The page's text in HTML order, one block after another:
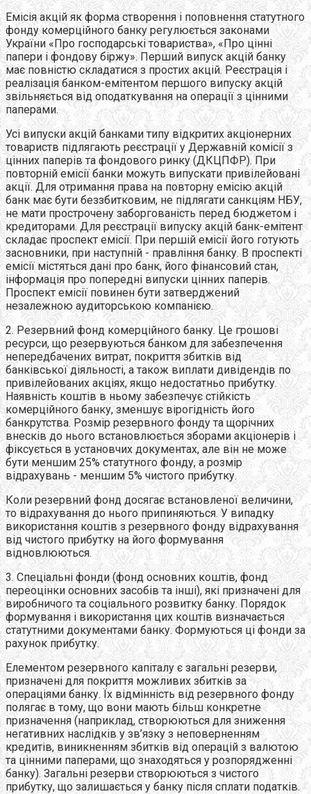
Емісія акцій як форма створення і поповнення статутного
фонду комерційного банку регулюється законами
України «Про господарські товариства», «Про цінні
папери і фондову біржу». Перший випуск акцій банку
має повністю складатися з простих акцій. Реєстрація і
реалізація банком-емітентом першого випуску акцій
звільняється від оподаткування на операції з цінними
паперами.
Усі випуски акцій банками типу відкритих акціонерних
товариств підлягають реєстрації у Державній комісії з
цінних паперів та фондового ринку (ДКЦПФР). При
повторній емісії банки можуть випускати привілейовані
акції. Для отримання права на повторну емісію акцій
банк має бути беззбитковим, не підлягати санкціям НБУ,
не мати прострочену заборгованість перед бюджетом і
кредиторами. Для реєстрації випуску акцій банк-емітент
складає проспект емісії. При першій емісії його готують
засновники, при наступній - правління банку. В проспекті
емісії містяться дані про банк, його фінансовий стан,
інформація про попередні випуски цінних паперів.
Проспект емісії повинен бути затверджений
незалежною аудиторською компанією.
2. Резервний фонд комерційного банку. Це грошові
ресурси, що резервуються банком для забезпечення
непередбачених витрат, покриття збитків від
банківської діяльності, а також виплати дивідендів по
привілейованих акціях, якщо недостатньо прибутку.
Наявність коштів в ньому забезпечує стійкість
комерційного банку, зменшує вірогідність його
банкрутства. Розмір резервного фонду та щорічних
внесків до нього встановлюється зборами акціонерів і
фіксується в установчих документах, але він не може
бути меншим 25% статутного фонду, а розмір
відрахувань - меншим 5% чистого прибутку.
Коли резервний фонд досягає встановленої величини,
то відрахування до нього припиняються. У випадку
використання коштів з резервного фонду відрахування
від чистого прибутку на його формування
відновлюються.
3. Спеціальні фонди (фонд основних коштів, фонд
переоцінки основних засобів та інші), які призначені для
виробничого та соціального розвитку банку. Порядок
формування і використання цих коштів визначається
статутними документами банку. Формуються ці фонди за
рахунок прибутку.
Елементом резервного капіталу є загальні резерви,
призначені для покриття можливих збитків за
операціями банку. Їх відмінність від резервного фонду
полягає в тому, що вони мають більш конкретне
призначення (наприклад, створюються для зниження
негативних наслідків у зв’язку з неповерненням
кредитів, виникненням збитків від операцій з валютою
та цінними паперами, що знаходяться у розпорядженні
банку). Загальні резерви створюються з чистого
прибутку, що залишається у банку після сплати податків.